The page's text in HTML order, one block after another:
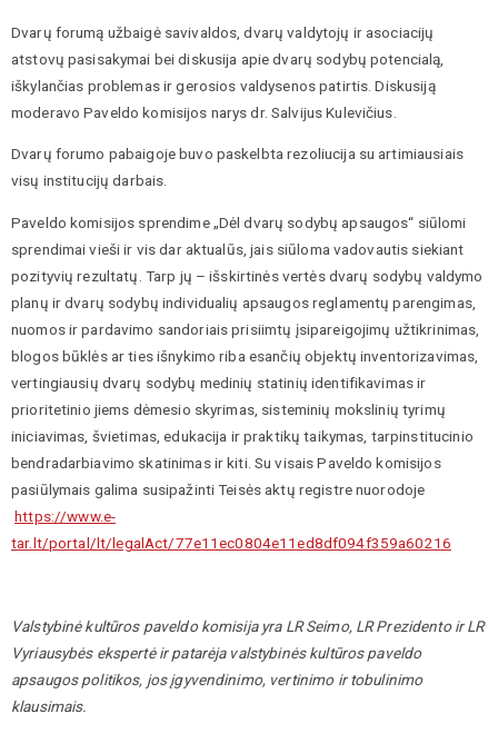
Dvarų forumą užbaigė savivaldos, dvarų valdytojų ir asociacijų
atstovų pasisakymai bei diskusija apie dvarų sodybų potencialą,
iškylančias problemas ir gerosios valdysenos patirtis. Diskusiją
moderavo Paveldo komisijos narys dr. Salvijus Kulevičius.
Dvarų forumo pabaigoje buvo paskelbta rezoliucija su artimiausiais
visų institucijų darbais.
Paveldo komisijos sprendime „Dėl dvarų sodybų apsaugos“ siūlomi
sprendimai vieši ir vis dar aktualūs, jais siūloma vadovautis siekiant
pozityvių rezultatų. Tarp jų – išskirtinės vertės dvarų sodybų valdymo
planų ir dvarų sodybų individualių apsaugos reglamentų parengimas,
nuomos ir pardavimo sandoriais prisiimtų įsipareigojimų užtikrinimas,
blogos būklės ar ties išnykimo riba esančių objektų inventorizavimas,
vertingiausių dvarų sodybų medinių statinių identifikavimas ir
prioritetinio jiems dėmesio skyrimas, sisteminių mokslinių tyrimų
iniciavimas, švietimas, edukacija ir praktikų taikymas, tarpinstitucinio
bendradarbiavimo skatinimas ir kiti. Su visais Paveldo komisijos
pasiūlymais galima susipažinti Teisės aktų registre nuorodoje
https://www.e-
tar.lt/portal/lt/legalAct/77e11ec0804e11ed8df094f359a60216
Valstybinė kultūros paveldo komisija yra LR Seimo, LR Prezidento ir LR
Vyriausybės ekspertė ir patarėja valstybinės kultūros paveldo
apsaugos politikos, jos įgyvendinimo, vertinimo ir tobulinimo
klausimais.